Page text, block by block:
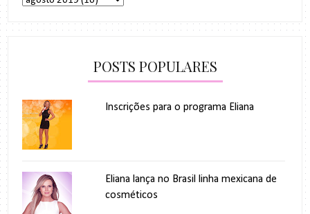
POSTS POPULARES
Inscrições para o programa Eliana
Eliana lança no Brasil linha mexicana de
cosméticos